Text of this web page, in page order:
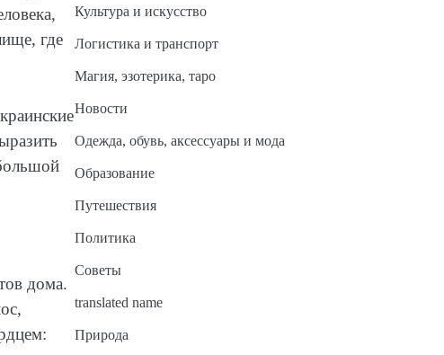
где
дома.
Культура и искусство
Логистика и транспорт
Магия, эзотерика, таро
Новости
Одежда, обувь, аксессуары и мода
Образование
Путешествия
Политика
Советы
translated name
Природа